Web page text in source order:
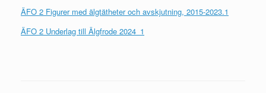
ÄFO 2 Figurer med älgtätheter och avskjutning, 2015-2023.1
ÄFO 2 Underlag till Älgfrode 2024_1